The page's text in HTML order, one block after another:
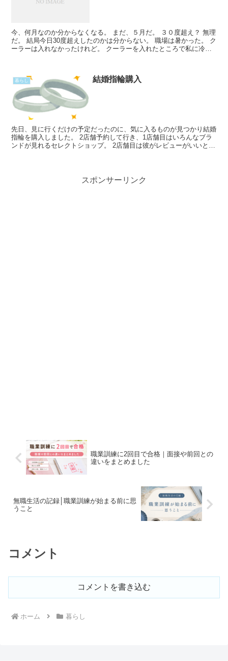
今、何月なのか分からなくなる。 まだ、５月だ。 ３０度超え？ 無理
だ。 結局今日30度超えしたのかは分からない。 職場は暑かった。 ク
ーラーは入れなかったけれど。 クーラーを入れたところで私に冷風
暮らし 結婚指輪購入
先日、見に行くだけの予定だったのに、気に入るものが見つかり結婚
指輪を購入しました。 2店舗予約して行き、1店舗目はいろんなブラ
ンドが見れるセレクトショップ。 2店舗目は彼がレビューがいいと言
スポンサーリンク
職業訓練に2回目で合格｜面接や前回との
違いをまとめました
無職生活の記録│職業訓練が始まる前に思
うこと
コメント
コメントを書き込む
ホーム 暮らし